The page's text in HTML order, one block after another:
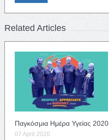
Related Articles
Παγκόσμια Ημέρα Υγείας 2020
07 April 2020